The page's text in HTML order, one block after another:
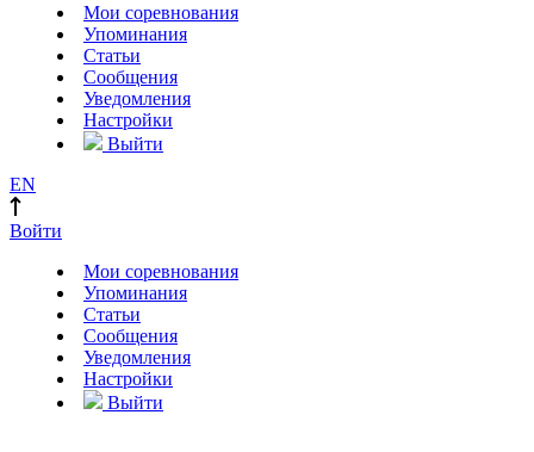
Мои соревнования
Упоминания
Статьи
Сообщения
Уведомления
Настройки
Выйти
EN
Войти
Мои соревнования
Упоминания
Статьи
Сообщения
Уведомления
Настройки
Выйти